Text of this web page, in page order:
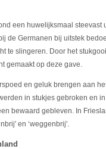
een huwelijksmaal
de Germanen bij uitstek
te slingeren. Door het
gemaakt op deze gave.
en geluk brengen aan
in stukjes gebroken en
bewaard gebleven. In
en ‘weggenbrij'.